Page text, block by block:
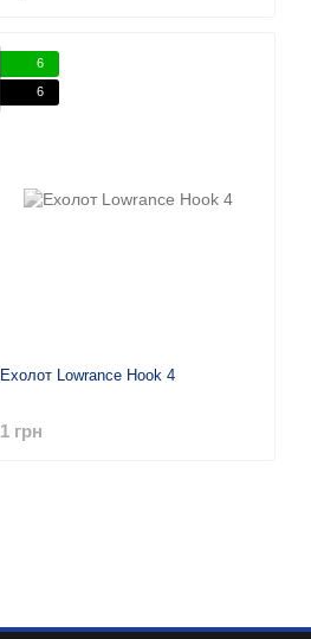
6
6
Ехолот Lowrance Hook 4
1 грн